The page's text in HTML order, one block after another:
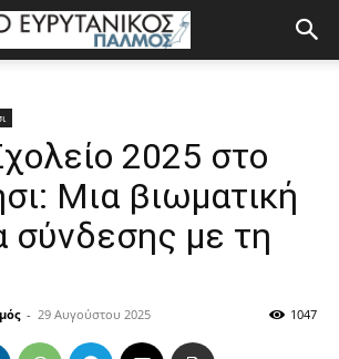
2025 στο
Μια βιωματική
σύνδεσης με τη
- 29 Αυγούστου 2025 1047